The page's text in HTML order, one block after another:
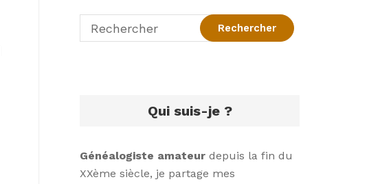
Qui suis-je ?
Généalogiste amateur depuis la fin du
XXème siècle, je partage mes